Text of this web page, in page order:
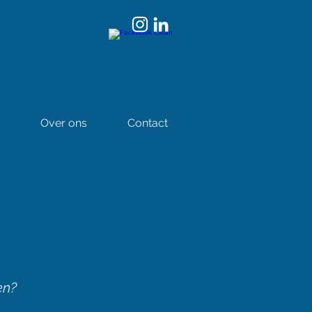
Over ons Contact